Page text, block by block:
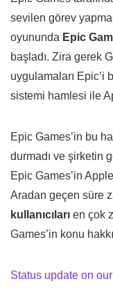
sevilen görev
oyununda Epic
başladı. Zira gerek
uygulamaları Epic’i
sistemi hamlesi ile
Epic Games’in bu
durmadı ve şirketin
Epic Games’in
Aradan geçen süre
kullanıcıları en çok
Games’in konu
Status update on